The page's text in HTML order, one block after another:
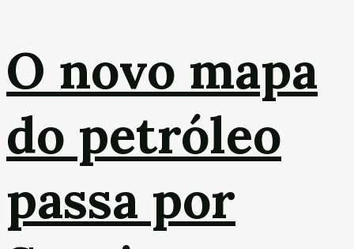
O novo mapa
do petróleo
passa por